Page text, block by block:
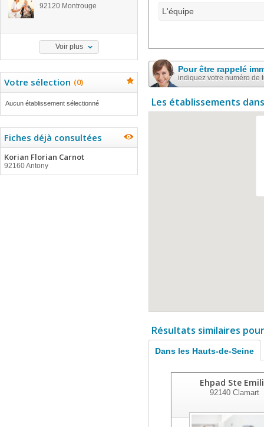
92120 Montrouge
Voir plus
Votre sélection (0)
Aucun établissement sélectionné
Fiches déjà consultées
Korian Florian Carnot
92160 Antony
L'équipe
Pour être rappelé
indiquez votre numéro de
Les établissements
Résultats similaires
Dans les Hauts-de-Seine
Ehpad Ste
92140Clamart